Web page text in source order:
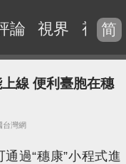
論 視界 視頻
简
線 便利臺胞在穗
台灣網
過“穗康”小程式進